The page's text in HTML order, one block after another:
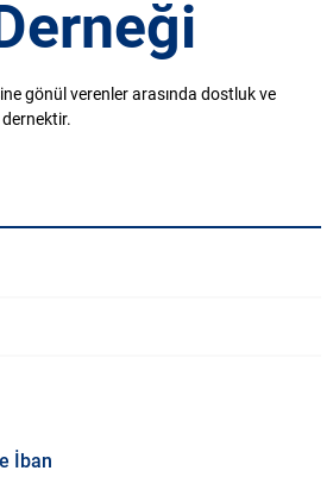
gönül verenler arasında dostluk ve
İban